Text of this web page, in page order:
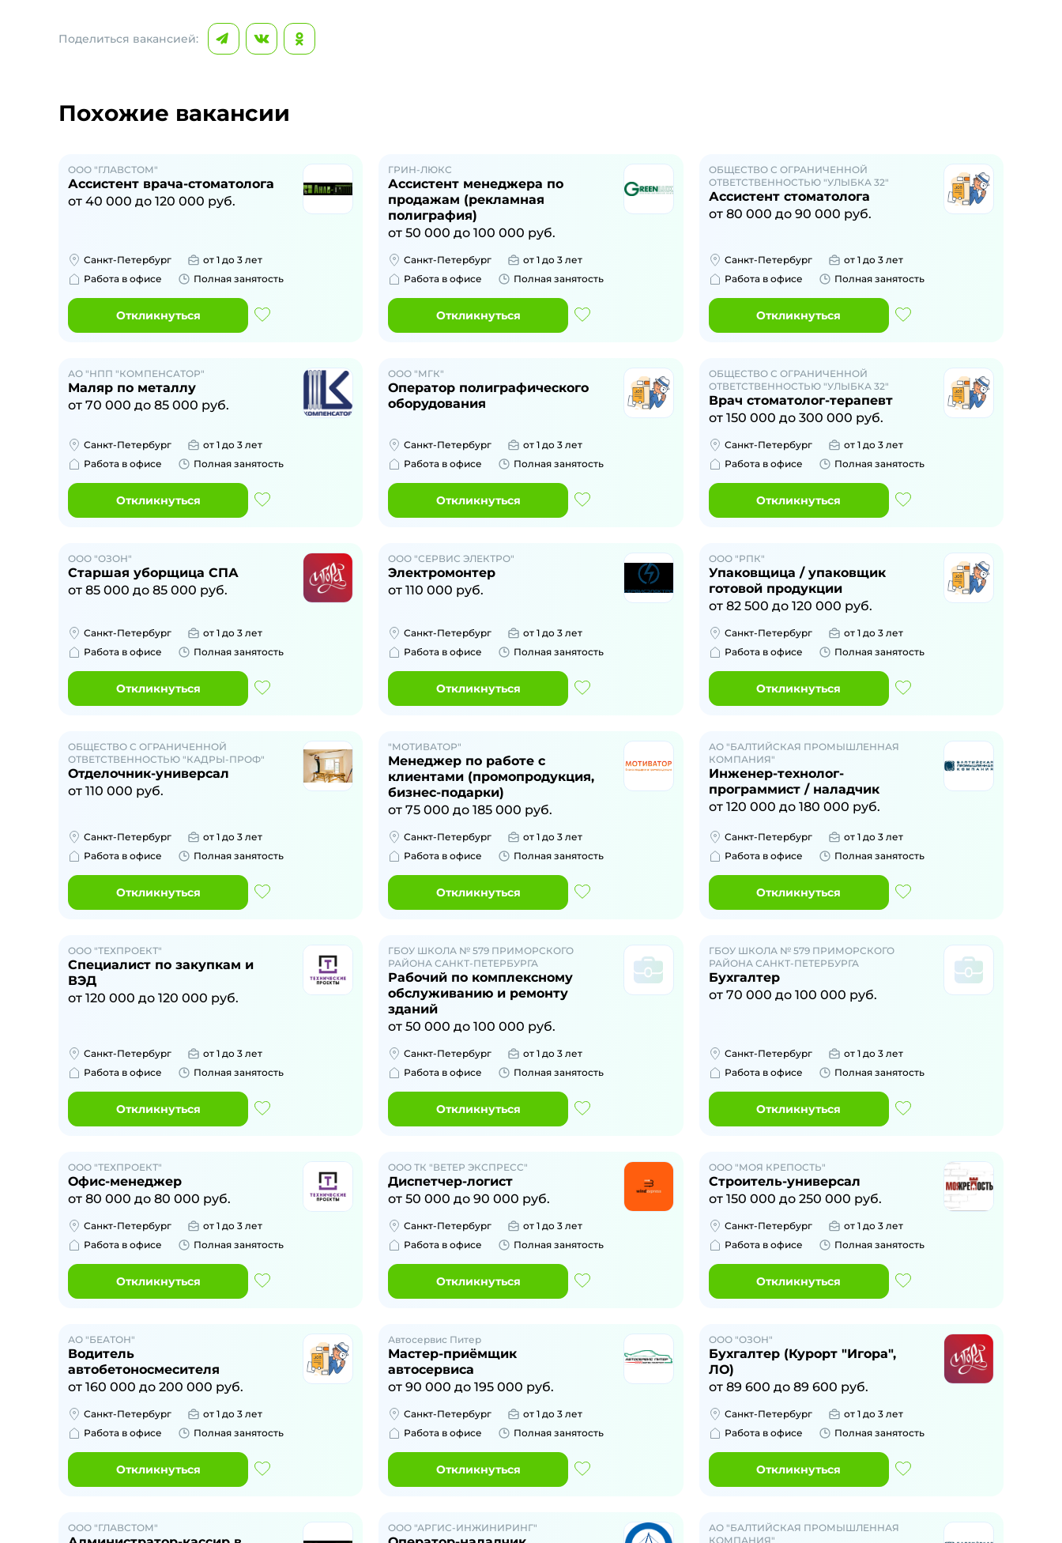
Поделиться вакансией:
Похожие вакансии
ООО "ГЛАВСТОМ"
Ассистент врача-стоматолога
от 40 000 до 120 000 руб.
Санкт-Петербург
от 1 до 3 лет
Работа в офисе
Полная занятость
Откликнуться
ГРИН-ЛЮКС
Ассистент менеджера по
продажам (рекламная
полиграфия)
от50 000 до100 000 руб.
Санкт-Петербург
от 1 до 3 лет
Работа в офисе
Полная занятость
Откликнуться
ОБЩЕСТВО С ОГРАНИЧЕННОЙ
ОТВЕТСТВЕННОСТЬЮ "УЛЫБКА 32"
Ассистент стоматолога
от 80 000 до 90 000 руб.
Санкт-Петербург
от 1 до 3 лет
Работа в офисе
Полная занятость
Откликнуться
АО "НПП "КОМПЕНСАТОР"
Маляр по металлу
от 70 000 до 85 000 руб.
Санкт-Петербург
от 1 до 3 лет
Работа в офисе
Полная занятость
Откликнуться
ООО "МГК"
Оператор полиграфического
оборудования
Санкт-Петербург
от 1 до 3 лет
Работа в офисе
Полная занятость
Откликнуться
ОБЩЕСТВО С ОГРАНИЧЕННОЙ
ОТВЕТСТВЕННОСТЬЮ "УЛЫБКА 32"
Врач стоматолог-терапевт
от 150 000 до 300 000 руб.
Санкт-Петербург
от 1 до 3 лет
Работа в офисе
Полная занятость
Откликнуться
ООО "ОЗОН"
Старшая уборщица СПА
от 85 000 до 85 000 руб.
Санкт-Петербург
от 1 до 3 лет
Работа в офисе
Полная занятость
Откликнуться
ООО "СЕРВИС ЭЛЕКТРО"
Электромонтер
от110 000 руб.
Санкт-Петербург
от 1 до 3 лет
Работа в офисе
Полная занятость
Откликнуться
ООО "РПК"
Упаковщица / упаковщик
готовой продукции
от 82 500 до 120 000 руб.
Санкт-Петербург
от 1 до 3 лет
Работа в офисе
Полная занятость
Откликнуться
ОБЩЕСТВО С ОГРАНИЧЕННОЙ
ОТВЕТСТВЕННОСТЬЮ "КАДРЫ-ПРОФ"
Отделочник-универсал
от 110 000 руб.
Санкт-Петербург
от 1 до 3 лет
Работа в офисе
Полная занятость
Откликнуться
"МОТИВАТОР"
Менеджер по работе с
клиентами (промопродукция,
бизнес-подарки)
от75 000 до185 000 руб.
Санкт-Петербург
от 1 до 3 лет
Работа в офисе
Полная занятость
Откликнуться
АО "БАЛТИЙСКАЯ ПРОМЫШЛЕННАЯ
КОМПАНИЯ"
Инженер-технолог-
программист / наладчик
от 120 000 до 180 000 руб.
Санкт-Петербург
от 1 до 3 лет
Работа в офисе
Полная занятость
Откликнуться
ООО "ТЕХПРОЕКТ"
Специалист по закупкам и
ВЭД
от 120 000 до 120 000 руб.
Санкт-Петербург
от 1 до 3 лет
Работа в офисе
Полная занятость
Откликнуться
ГБОУ ШКОЛА № 579 ПРИМОРСКОГО
РАЙОНА САНКТ-ПЕТЕРБУРГА
Рабочий по комплексному
обслуживанию и ремонту
зданий
от50 000 до100 000 руб.
Санкт-Петербург
от 1 до 3 лет
Работа в офисе
Полная занятость
Откликнуться
ГБОУ ШКОЛА № 579 ПРИМОРСКОГО
РАЙОНА САНКТ-ПЕТЕРБУРГА
Бухгалтер
от 70 000 до 100 000 руб.
Санкт-Петербург
от 1 до 3 лет
Работа в офисе
Полная занятость
Откликнуться
ООО "ТЕХПРОЕКТ"
Офис-менеджер
от 80 000 до 80 000 руб.
Санкт-Петербург
от 1 до 3 лет
Работа в офисе
Полная занятость
Откликнуться
ООО ТК "ВЕТЕР ЭКСПРЕСС"
Диспетчер-логист
от50 000 до90 000 руб.
Санкт-Петербург
от 1 до 3 лет
Работа в офисе
Полная занятость
Откликнуться
ООО "МОЯ КРЕПОСТЬ"
Строитель-универсал
от 150 000 до 250 000 руб.
Санкт-Петербург
от 1 до 3 лет
Работа в офисе
Полная занятость
Откликнуться
АО "БЕАТОН"
Водитель
автобетоносмесителя
от 160 000 до 200 000 руб.
Санкт-Петербург
от 1 до 3 лет
Работа в офисе
Полная занятость
Откликнуться
Автосервис Питер
Мастер-приёмщик
автосервиса
от90 000 до195 000 руб.
Санкт-Петербург
от 1 до 3 лет
Работа в офисе
Полная занятость
Откликнуться
ООО "ОЗОН"
Бухгалтер (Курорт "Игора",
ЛО)
от 89 600 до 89 600 руб.
Санкт-Петербург
от 1 до 3 лет
Работа в офисе
Полная занятость
Откликнуться
ООО "ГЛАВСТОМ" ООО "АРГИС-ИНЖИНИРИНГ"
АО "БАЛТИЙСКАЯ ПРОМЫШЛЕННАЯ
КОМПАНИЯ"